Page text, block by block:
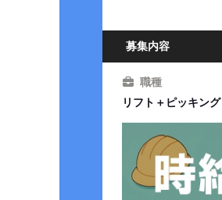
募集内容
職種
リフト＋ピッキング